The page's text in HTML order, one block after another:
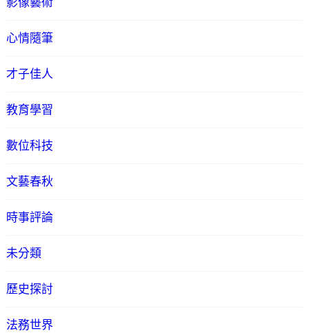
心情隨筆
才子佳人
教育學習
數位科技
文藝春秋
時事評論
未分類
歷史探討
法務世界